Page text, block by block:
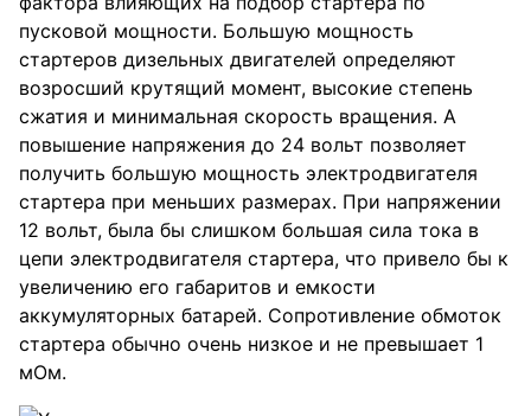
пусковой мощности. Большую мощность
стартеров дизельных двигателей определяют
возросший крутящий момент, высокие степень
сжатия и минимальная скорость вращения. А
повышение напряжения до 24 вольт позволяет
получить большую мощность электродвигателя
стартера при меньших размерах. При напряжении
12 вольт, была бы слишком большая сила тока в
цепи электродвигателя стартера, что привело бы к
увеличению его габаритов и емкости
аккумуляторных батарей. Сопротивление обмоток
стартера обычно очень низкое и не превышает 1
мОм.